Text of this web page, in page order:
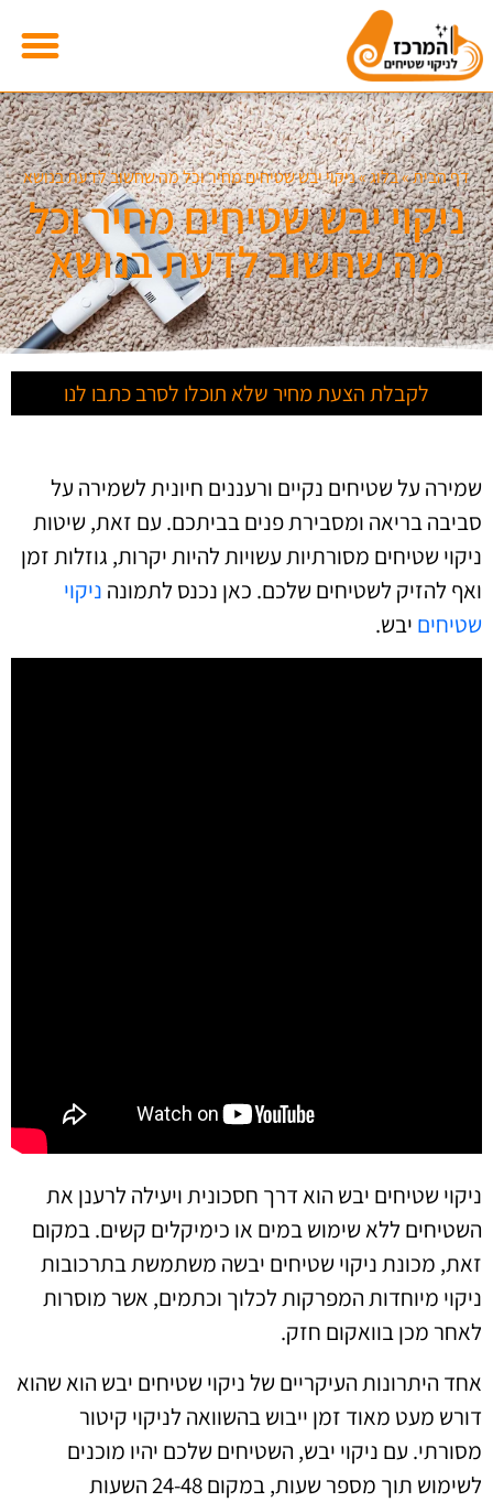
דף הבית»בלוג»ניקוי יבש שטיחים מחיר וכל מה שחשוב לדעת בנושא
ניקוי יבש שטיחים מחיר וכל
מה שחשוב לדעת בנושא
לקבלת הצעת מחיר שלא תוכלו לסרב כתבו לנו
שמירה על שטיחים נקיים ורעננים חיונית לשמירה על
סביבה בריאה ומסבירת פנים בביתכם. עם זאת, שיטות
ניקוי שטיחים מסורתיות עשויות להיות יקרות, גוזלות זמן
ואף להזיק לשטיחים שלכם. כאן נכנס לתמונה ניקוי
שטיחים יבש.
ניקוי שטיחים יבש הוא דרך חסכונית ויעילה לרענן את
השטיחים ללא שימוש במים או כימיקלים קשים. במקום
זאת, מכונת ניקוי שטיחים יבשה משתמשת בתרכובות
ניקוי מיוחדות המפרקות לכלוך וכתמים, אשר מוסרות
לאחר מכן בוואקום חזק.
אחד היתרונות העיקריים של ניקוי שטיחים יבש הוא שהוא
דורש מעט מאוד זמן ייבוש בהשוואה לניקוי קיטור
מסורתי. עם ניקוי יבש, השטיחים שלכם יהיו מוכנים
לשימוש תוך מספר שעות, במקום 24-48 השעות